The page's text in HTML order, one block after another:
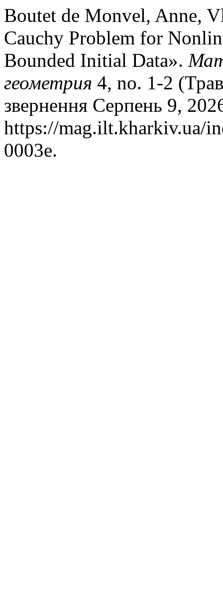
Boutet de Monvel, Anne,
Cauchy Problem for
Bounded Initial Data».
геометрия 4, no. 1-2
звернення Серпень 9,
https://mag.ilt.kharkiv.ua/
0003e.